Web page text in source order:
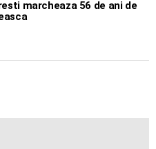
marcheaza 56 de ani de